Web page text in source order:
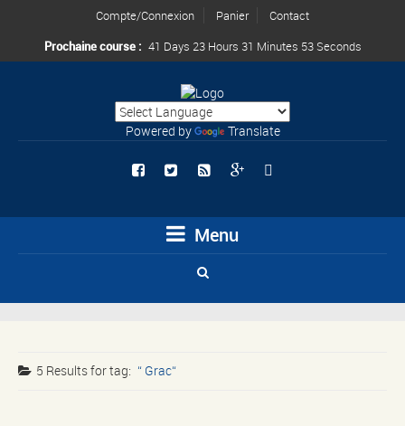
Compte/Connexion Panier
Contact
Prochaine course : 41 Days 23 Hours 31 Minutes 53 Seconds
Powered by Translate
Menu
5 Results fortag: Grac